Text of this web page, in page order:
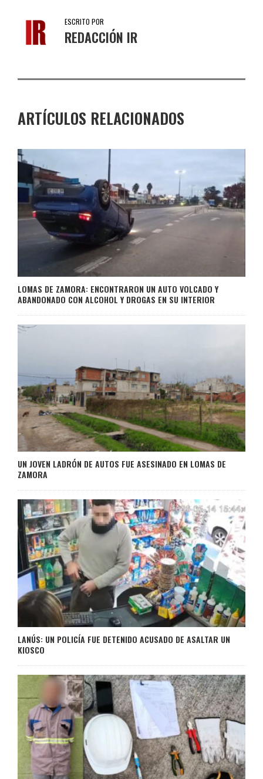
ESCRITO POR
REDACCIÓN IR
ARTÍCULOS RELACIONADOS
LOMAS DE ZAMORA: ENCONTRARON UN AUTO VOLCADO Y
ABANDONADO CON ALCOHOL Y DROGAS EN SU INTERIOR
UN JOVEN LADRÓN DE AUTOS FUE ASESINADO EN LOMAS DE
ZAMORA
LANÚS: UN POLICÍA FUE DETENIDO ACUSADO DE ASALTAR UN
KIOSCO